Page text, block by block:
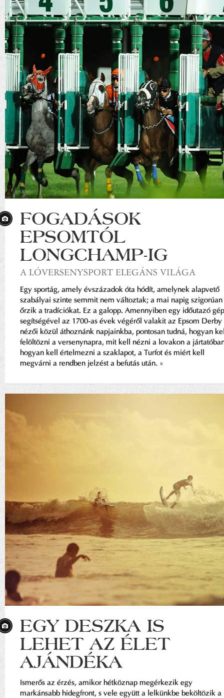
FOGADÁSOK
EPSOMTÓL
LONGCHAMP-IG
A LÓVERSENYSPORT ELEGÁNS VILÁGA
Egy sportág, amely évszázadok óta hódít, amelynek alapvető
szabályai szinte semmit nem változtak; a mai napig szigorúan
őrzik a tradíciókat. Ez a galopp. Amennyiben egy időutazó gép
segítségével az 1700-as évek végéről valakit az Epsom Derby
nézői közül áthoznánk napjainkba, pontosan tudná, hogyan
felöltözni a versenynapra, mit kell nézni a lovakon a
hogyan kell értelmezni a szaklapot, a Turfot és miért kell
megvárni a rendben jelzést a befutás után. »
EGY DESZKA IS
LEHET AZ ÉLET
AJÁNDÉKA
Ismerős az érzés, amikor hétköznap megérkezik egy
markánsabb hidegfront, s vele együtt a lelkünkbe beköltözik a